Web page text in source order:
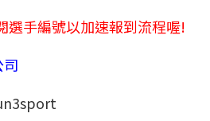
選手編號以加速報到流程喔!